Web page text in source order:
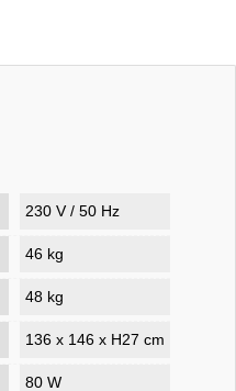
230 V / 50 Hz
46 kg
48 kg
136 x 146 x H27 cm
80 W